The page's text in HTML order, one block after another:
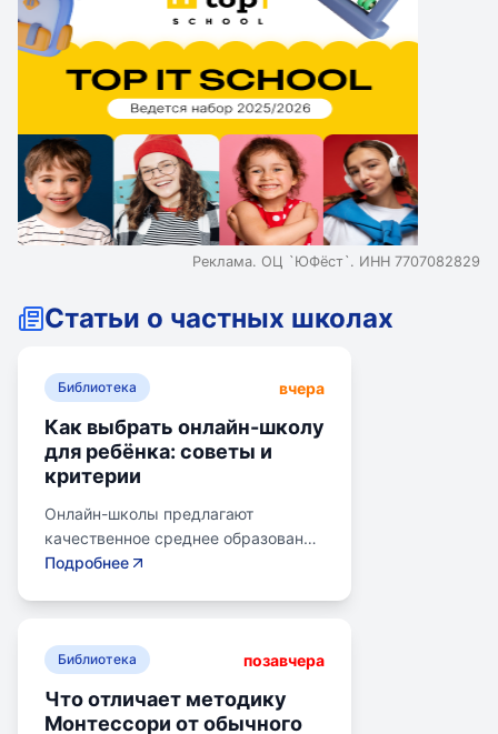
Реклама. ОЦ `ЮФёст`. ИНН 7707082829
Статьи о частных школах
Библиотека вчера
Как выбрать онлайн-школу
для ребёнка: советы и
критерии
Онлайн-школы предлагают
качественное среднее образование
без привязки к району. Важно
предпочитаемую нагрузку. Важно
получить аттестат для поступления
Подробнее
Библиотека позавчера
Что отличает методику
Монтессори от обычного